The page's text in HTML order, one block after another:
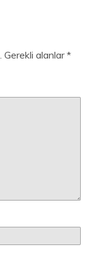
Gerekli alanlar*